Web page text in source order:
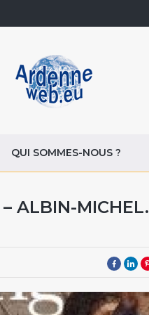
QUI SOMMES-NOUS ?
ALBIN-MICHEL.